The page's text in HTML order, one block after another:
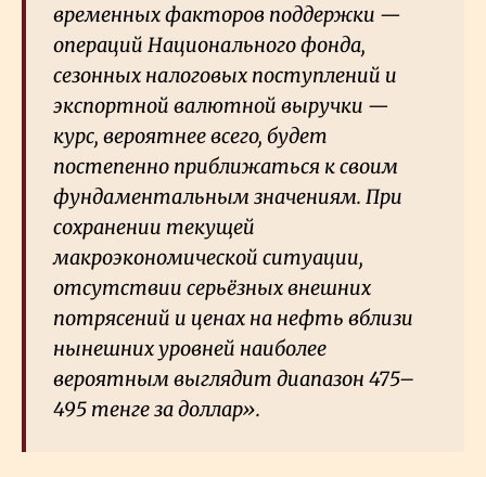
временных факторов поддержки —
операций Национального фонда,
сезонных налоговых поступлений и
экспортной валютной выручки —
курс, вероятнее всего, будет
постепенно приближаться к своим
фундаментальным значениям. При
сохранении текущей
макроэкономической ситуации,
отсутствии серьёзных внешних
потрясений и ценах на нефть вблизи
нынешних уровней наиболее
вероятным выглядит диапазон 475–
495 тенге за доллар».